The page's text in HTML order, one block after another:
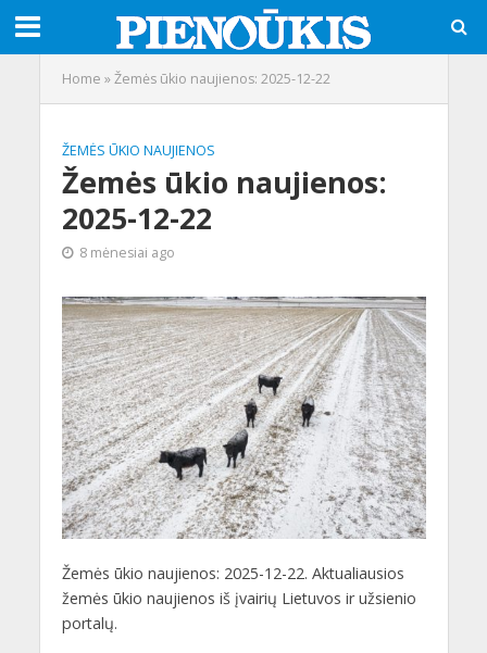
Home »Žemės ūkio naujienos: 2025-12-22
ŽEMĖS ŪKIO NAUJIENOS
Žemės ūkio naujienos:
2025-12-22
8 mėnesiai ago
Žemės ūkio naujienos: 2025-12-22. Aktualiausios
žemės ūkio naujienos iš įvairių Lietuvos ir užsienio
portalų.